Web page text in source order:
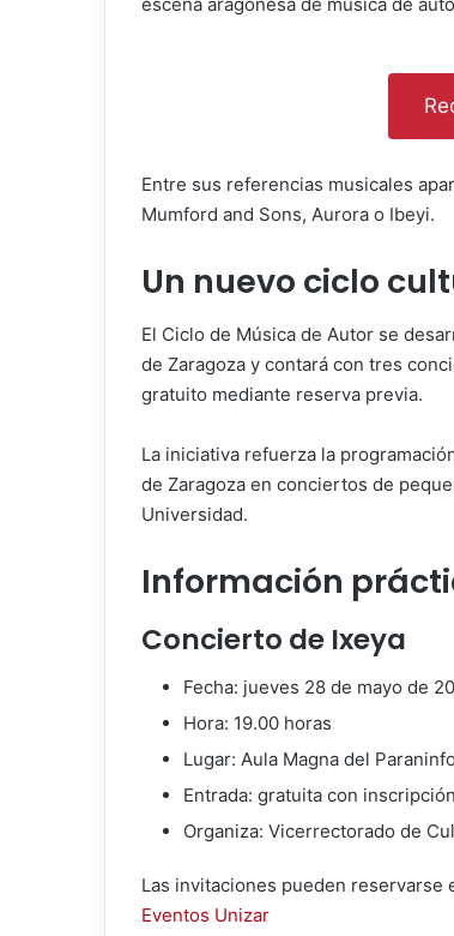
Entre sus referencias musicales
Mumford and Sons, Aurora o Ibeyi.
Un nuevo ciclo
El Ciclo de Música de Autor se
de Zaragoza y contará con tres
gratuito mediante reserva previa.
La iniciativa refuerza la
de Zaragoza en conciertos de
Universidad.
Información
Concierto de Ixeya
Fecha: jueves 28 de mayo de
Hora: 19.00 horas
Lugar: Aula Magna del
Entrada: gratuita con
Organiza: Vicerrectorado de
Las invitaciones pueden reservarse
Eventos Unizar